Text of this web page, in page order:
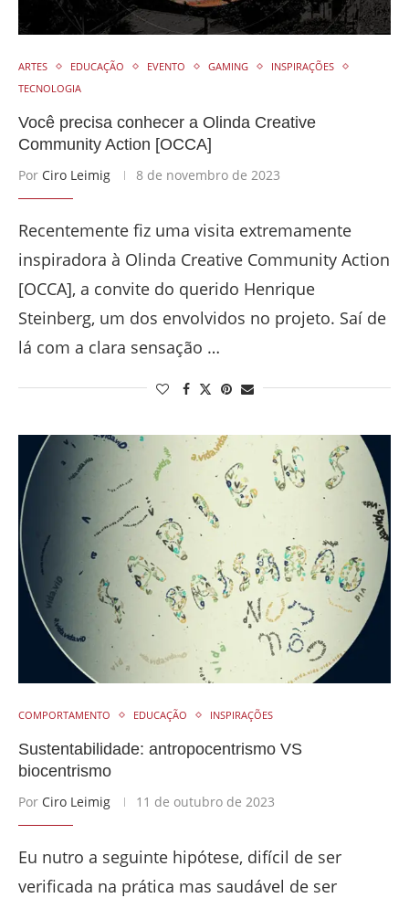
ARTES EDUCAÇÃO EVENTO GAMING
INSPIRAÇÕES
TECNOLOGIA
Você precisa conhecer a Olinda Creative
Community Action [OCCA]
Por Ciro Leimig 8 de novembro de 2023
Recentemente fiz uma visita extremamente
inspiradora à Olinda Creative Community Action
[OCCA], a convite do querido Henrique
Steinberg, um dos envolvidos no projeto. Saí de
lá com a clara sensação …
COMPORTAMENTO EDUCAÇÃO INSPIRAÇÕES
Sustentabilidade: antropocentrismo VS
biocentrismo
Por Ciro Leimig 11 de outubro de 2023
Eu nutro a seguinte hipótese, difícil de ser
verificada na prática mas saudável de ser